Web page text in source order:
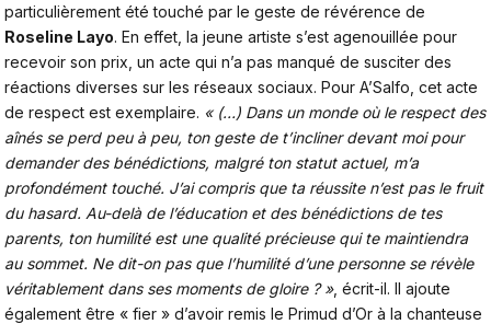
particulièrement été touché par le geste de révérence de
Roseline Layo. En effet, la jeune artiste s’est agenouillée pour
recevoir son prix, un acte qui n’a pas manqué de susciter des
réactions diverses sur les réseaux sociaux. Pour A’Salfo , cet acte
de respect est exemplaire. « (…) Dans un monde où le respect des
aînés se perd peu à peu, ton geste de t’incliner devant moi pour
demander des bénédictions, malgré ton statut actuel, m’a
profondément touché. J’ai compris que ta réussite n’est pas le fruit
du hasard. Au-delà de l’éducation et des bénédictions de tes
parents, ton humilité est une qualité précieuse qui te maintiendra
au sommet. Ne dit-on pas que l’humilité d’une personne se révèle
véritablement dans ses moments de gloire ? », écrit-il. Il ajoute
également être « fier » d’avoir remis le Primud d’Or à la chanteuse